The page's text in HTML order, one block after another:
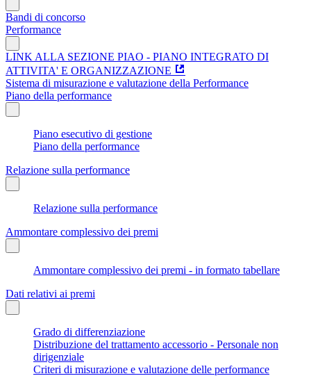
Bandi di concorso
Performance
LINK ALLA SEZIONE PIAO - PIANO INTEGRATO DI
ATTIVITA' E ORGANIZZAZIONE
Sistema di misurazione e valutazione della Performance
Piano della performance
Piano esecutivo di gestione
Piano della performance
Relazione sulla performance
Relazione sulla performance
Ammontare complessivo dei premi
Ammontare complessivo dei premi - in formato tabellare
Dati relativi ai premi
Grado di differenziazione
Distribuzione del trattamento accessorio - Personale non
dirigenziale
Criteri di misurazione e valutazione delle performance